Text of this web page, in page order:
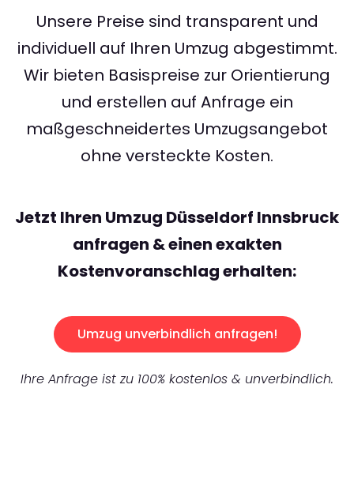
Unsere Preise sind transparent und
individuell auf Ihren Umzug abgestimmt.
Wir bieten Basispreise zur Orientierung
und erstellen auf Anfrage ein
maßgeschneidertes Umzugsangebot
ohne versteckte Kosten.
Jetzt Ihren Umzug Düsseldorf Innsbruck
anfragen & einen exakten
Kostenvoranschlag erhalten:
Umzug unverbindlich anfragen!
Ihre Anfrage ist zu 100% kostenlos & unverbindlich.